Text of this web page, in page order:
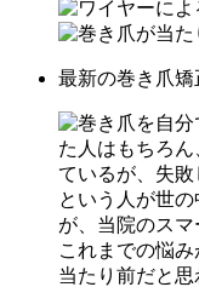
最新の巻き爪
た人はもちろ
ているが、失
という人が世
が、当院のスマ
これまでの悩
当たり前だと